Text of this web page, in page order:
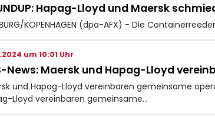
Hapag-Lloyd und Maersk
KOPENHAGEN (dpa-AFX) - Die
um 10:01 Uhr
News: Maersk und Hapag-Lloyd
und Hapag-Lloyd vereinbaren gemeinsame
Lloyd vereinbaren gemeinsame…